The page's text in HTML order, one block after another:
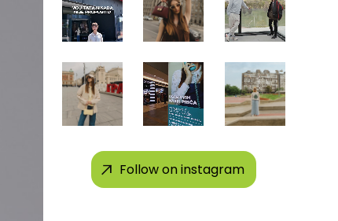
Follow on instagram